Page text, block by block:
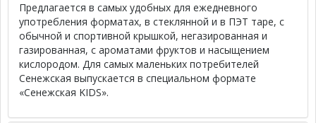
Предлагается в самых удобных для ежедневного
употребления форматах, в стеклянной и в ПЭТ таре, с
обычной и спортивной крышкой, негазированная и
газированная, с ароматами фруктов и насыщением
кислородом. Для самых маленьких потребителей
Сенежская выпускается в специальном формате
«Сенежская KIDS».